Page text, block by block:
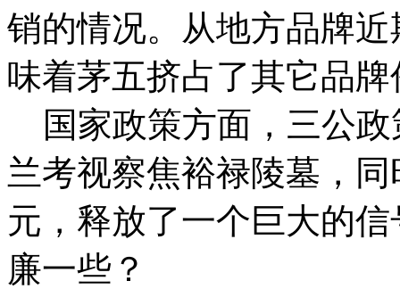
销的情况。从地方品牌
味着茅五挤占了其它品
国家政策方面，三公政
兰考视察焦裕禄陵墓，
元，释放了一个巨大的
廉一些？